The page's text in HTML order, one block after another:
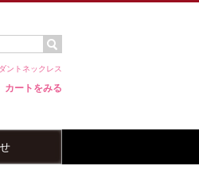
ントネックレス
カートをみる